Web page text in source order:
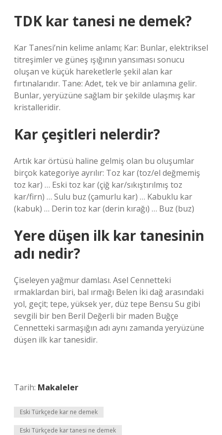
TDK kar tanesi ne demek?
Kar Tanesi’nin kelime anlamı; Kar: Bunlar, elektriksel
titreşimler ve güneş ışığının yansıması sonucu
oluşan ve küçük hareketlerle şekil alan kar
fırtınalarıdır. Tane: Adet, tek ve bir anlamına gelir.
Bunlar, yeryüzüne sağlam bir şekilde ulaşmış kar
kristalleridir.
Kar çeşitleri nelerdir?
Artık kar örtüsü haline gelmiş olan bu oluşumlar
birçok kategoriye ayrılır: Toz kar (toz/el değmemiş
toz kar) … Eski toz kar (çiğ kar/sıkıştırılmış toz
kar/firn) … Sulu buz (çamurlu kar) … Kabuklu kar
(kabuk) … Derin toz kar (derin kırağı) … Buz (buz)
Yere düşen ilk kar tanesinin
adı nedir?
Çiseleyen yağmur damlası. Asel Cennetteki
ırmaklardan biri, bal ırmağı Belen İki dağ arasındaki
yol, geçit; tepe, yüksek yer, düz tepe Bensu Su gibi
sevgili bir ben Beril Değerli bir maden Buğçe
Cennetteki sarmaşığın adı aynı zamanda yeryüzüne
düşen ilk kar tanesidir.
Tarih: Makaleler
Eski Türkçede kar ne demek
Eski Türkçede kar tanesi ne demek